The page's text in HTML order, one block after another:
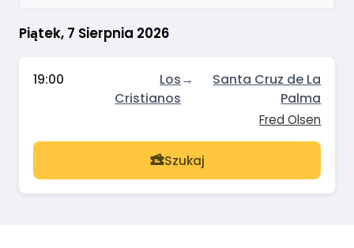
Piątek, 7 Sierpnia 2026
19:00
Los
Cristianos
→
Santa Cruz de La
Palma
Fred Olsen
Szukaj